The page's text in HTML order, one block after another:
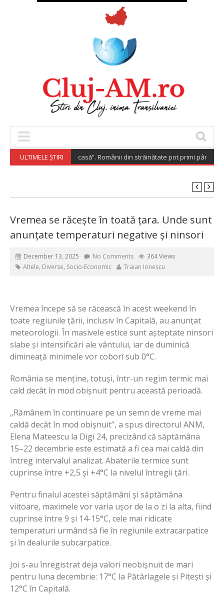
ULTIMELE ȘTIRI
Investește Acasă”. Românii din străinătate pot primi până la
Vremea se răcește în toată țara. Unde sunt
anunțate temperaturi negative și ninsori
December 13, 2025 No Comments
364 Views
Altele, Diverse, Socio-Economic Traian Ionescu
Vremea începe să se răcească în acest weekend în
toate regiunile țării, inclusiv în Capitală, au anunțat
meteorologii. În masivele estice sunt așteptate ninsori
slabe și intensificări ale vântului, iar de duminică
dimineață minimele vor coborî sub 0°C.
România se menține, totuși, într-un regim termic mai
cald decât în mod obișnuit pentru această perioadă.
„Rămânem în continuare pe un semn de vreme mai
caldă decât în mod obișnuit”, a spus directorul ANM,
Elena Mateescu la Digi 24, precizând că săptămâna
15–22 decembrie este estimată a fi cea mai caldă din
întreg intervalul analizat. Abaterile termice sunt
cuprinse între +2,5 și +4°C la nivelul întregii țări.
Pentru finalul acestei săptămâni și săptămâna
viitoare, maximele vor varia ușor de la o zi la alta, fiind
cuprinse între 9 și 14-15°C, cele mai ridicate
temperaturi urmând să fie în regiunile extracarpatice
și în dealurile subcarpatice.
Joi s-au înregistrat deja valori neobișnuit de mari
pentru luna decembrie: 17°C la Pătârlagele și Pitești și
12°C în Capitală.